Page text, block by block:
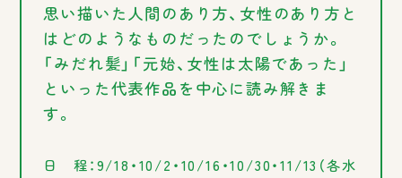
思い描いた人間のあり方、女性のあり方と
はどのようなものだったのでしょうか。
「みだれ髪」「元始、女性は太陽であった」
といった代表作品を中心に読み解きま
す。
日 程：9/18・10/2・10/16・10/30・11/13（各水